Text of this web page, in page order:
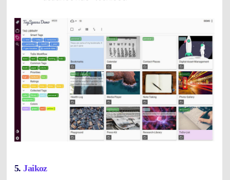
5.Jaikoz